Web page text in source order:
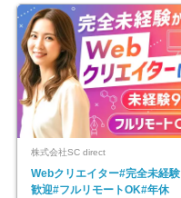
株式会社SC direct
Webクリエイター#完全未経験
歓迎#フルリモートOK#年休